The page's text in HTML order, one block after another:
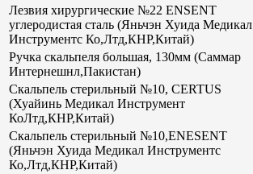
Лезвия хирургические №22 ENSENT
углеродистая сталь (Яньчэн Хуида Медикал
Инструментс Ко,Лтд,КНР,Китай)
Ручка скальпеля большая, 130мм (Саммар
Интернешнл,Пакистан)
Скальпель стерильный №10, CERTUS
(Хуайинь Медикал Инструмент
КоЛтд,КНР,Китай)
Скальпель стерильный №10,ENESENT
(Яньчэн Хуида Медикал Инструментс
Ко,Лтд,КНР,Китай)